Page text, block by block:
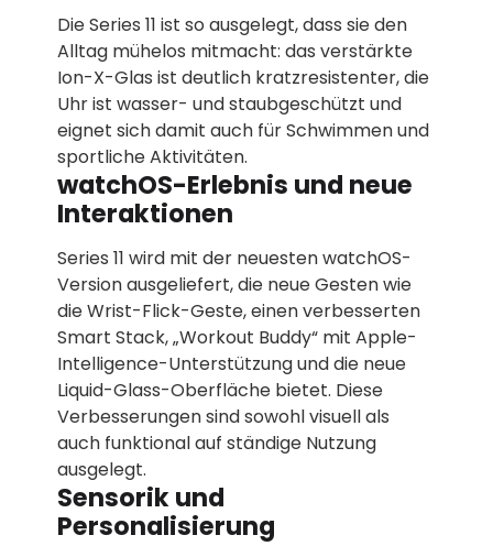
Die Series 11 ist so ausgelegt, dass sie den
Alltag mühelos mitmacht: das verstärkte
Ion-X-Glas ist deutlich kratzresistenter, die
Uhr ist wasser- und staubgeschützt und
eignet sich damit auch für Schwimmen und
sportliche Aktivitäten.
watchOS-Erlebnis und neue
Interaktionen
Series 11 wird mit der neuesten watchOS-
Version ausgeliefert, die neue Gesten wie
die Wrist-Flick-Geste, einen verbesserten
Smart Stack, „Workout Buddy“ mit Apple-
Intelligence-Unterstützung und die neue
Liquid-Glass-Oberfläche bietet. Diese
Verbesserungen sind sowohl visuell als
auch funktional auf ständige Nutzung
ausgelegt.
Sensorik und
Personalisierung